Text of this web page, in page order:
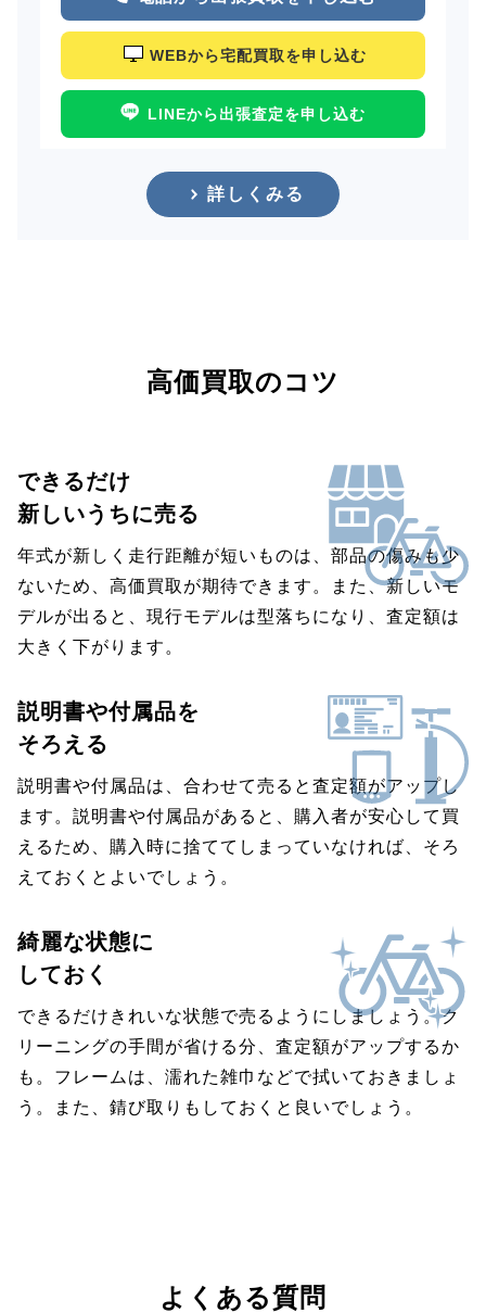
WEBから宅配買取を申し込む
LINEから出張査定を申し込む
詳しくみる
高価買取のコツ
できるだけ
新しいうちに売る
年式が新しく走行距離が短いものは、部品の傷みも少
ないため、高価買取が期待できます。また、新しいモ
デルが出ると、現行モデルは型落ちになり、査定額は
大きく下がります。
説明書や付属品を
そろえる
説明書や付属品は、合わせて売ると査定額がアップし
ます。説明書や付属品があると、購入者が安心して買
えるため、購入時に捨ててしまっていなければ、そろ
えておくとよいでしょう。
綺麗な状態に
しておく
できるだけきれいな状態で売るようにしましょう。ク
リーニングの手間が省ける分、査定額がアップするか
も。フレームは、濡れた雑巾などで拭いておきましょ
う。また、錆び取りもしておくと良いでしょう。
よくある質問